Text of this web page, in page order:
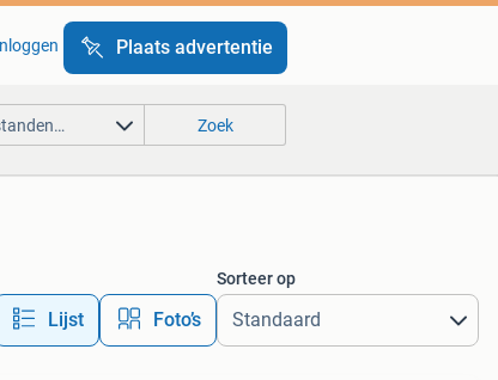
Plaats advertentie
Zoek
Lijst Foto’s
Sorteer op